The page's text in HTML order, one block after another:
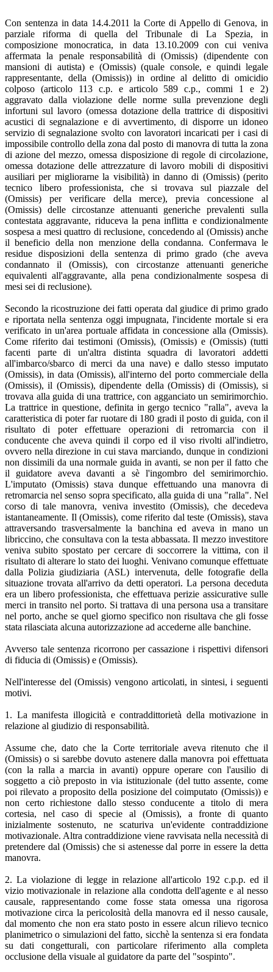
Con sentenza in data 14.4.2011 la Corte di Appello di Genova, in
parziale riforma di quella del Tribunale di La Spezia, in
composizione monocratica, in data 13.10.2009 con cui veniva
affermata la penale responsabilità di (Omissis) (dipendente con
mansioni di autista) e (Omissis) (quale console, e quindi legale
rappresentante, della (Omissis)) in ordine al delitto di omicidio
colposo (articolo 113 c.p. e articolo 589 c.p., commi 1 e 2)
aggravato dalla violazione delle norme sulla prevenzione degli
infortuni sul lavoro (omessa dotazione della trattrice di dispositivi
acustici di segnalazione e di avvertimento, di disporre un idoneo
servizio di segnalazione svolto con lavoratori incaricati per i casi di
impossibile controllo della zona dal posto di manovra di tutta la zona
di azione del mezzo, omessa disposizione di regole di circolazione,
omessa dotazione delle attrezzature di lavoro mobili di dispositivi
ausiliari per migliorarne la visibilità) in danno di (Omissis) (perito
tecnico libero professionista, che si trovava sul piazzale del
(Omissis) per verificare della merce), previa concessione al
(Omissis) delle circostanze attenuanti generiche prevalenti sulla
contestata aggravante, riduceva la pena inflitta e condizionalmente
sospesa a mesi quattro di reclusione, concedendo al (Omissis) anche
il beneficio della non menzione della condanna. Confermava le
residue disposizioni della sentenza di primo grado (che aveva
condannato il (Omissis), con circostanze attenuanti generiche
equivalenti all'aggravante, alla pena condizionalmente sospesa di
mesi sei di reclusione).
Secondo la ricostruzione dei fatti operata dal giudice di primo grado
e riportata nella sentenza oggi impugnata, l'incidente mortale si era
verificato in un'area portuale affidata in concessione alla (Omissis).
Come riferito dai testimoni (Omissis), (Omissis) e (Omissis) (tutti
facenti parte di un'altra distinta squadra di lavoratori addetti
all'imbarco/sbarco di merci da una nave) e dallo stesso imputato
(Omissis), in data (Omissis), all'interno del porto commerciale della
(Omissis), il (Omissis), dipendente della (Omissis) di (Omissis), si
trovava alla guida di una trattrice, con agganciato un semirimorchio.
La trattrice in questione, definita in gergo tecnico "ralla", aveva la
caratteristica di poter far ruotare di 180 gradi il posto di guida, con il
risultato di poter effettuare operazioni di retromarcia con il
conducente che aveva quindi il corpo ed il viso rivolti all'indietro,
ovvero nella direzione in cui stava marciando, dunque in condizioni
non dissimili da una normale guida in avanti, se non per il fatto che
il guidatore aveva davanti a sè l'ingombro del semirimorchio.
L'imputato (Omissis) stava dunque effettuando una manovra di
retromarcia nel senso sopra specificato, alla guida di una "ralla". Nel
corso di tale manovra, veniva investito (Omissis), che decedeva
istantaneamente. Il (Omissis), come riferito dal teste (Omissis), stava
attraversando trasversalmente la banchina ed aveva in mano un
libriccino, che consultava con la testa abbassata. Il mezzo investitore
veniva subito spostato per cercare di soccorrere la vittima, con il
risultato di alterare lo stato dei luoghi. Venivano comunque effettuate
dalla Polizia giudiziaria (ASL) intervenuta, delle fotografie della
situazione trovata all'arrivo da detti operatori. La persona deceduta
era un libero professionista, che effettuava perizie assicurative sulle
merci in transito nel porto. Si trattava di una persona usa a transitare
nel porto, anche se quel giorno specifico non risultava che gli fosse
stata rilasciata alcuna autorizzazione ad accederne alle banchine.
Avverso tale sentenza ricorrono per cassazione i rispettivi difensori
di fiducia di (Omissis) e (Omissis).
Nell'interesse del (Omissis) vengono articolati, in sintesi, i seguenti
motivi.
1. La manifesta illogicità e contraddittorietà della motivazione in
relazione al giudizio di responsabilità.
Assume che, dato che la Corte territoriale aveva ritenuto che il
(Omissis) o si sarebbe dovuto astenere dalla manovra poi effettuata
(con la ralla a marcia in avanti) oppure operare con l'ausilio di
soggetto a ciò preposto in via istituzionale (del tutto assente, come
poi rilevato a proposito della posizione del coimputato (Omissis)) e
non certo richiestone dallo stesso conducente a titolo di mera
cortesia, nel caso di specie al (Omissis), a fronte di quanto
inizialmente sostenuto, ne scaturiva un'evidente contraddizione
motivazionale. Altra contraddizione viene ravvisata nella necessità di
pretendere dal (Omissis) che si astenesse dal porre in essere la detta
manovra.
2. La violazione di legge in relazione all'articolo 192 c.p.p. ed il
vizio motivazionale in relazione alla condotta dell'agente e al nesso
causale, rappresentando come fosse stata omessa una rigorosa
motivazione circa la pericolosità della manovra ed il nesso causale,
dal momento che non era stato posto in essere alcun rilievo tecnico
planimetrico o simulazioni del fatto, sicchè la sentenza si era fondata
su dati congetturali, con particolare riferimento alla completa
occlusione della visuale al guidatore da parte del "sospinto".